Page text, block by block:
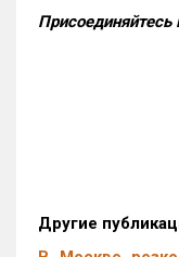
Присоединяйтесь
Другие